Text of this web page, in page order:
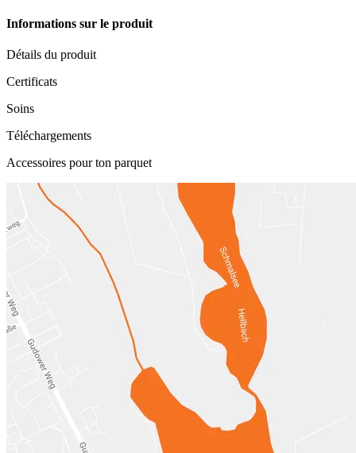
Informations sur le produit
Détails du produit
Certificats
Soins
Téléchargements
Accessoires pour ton parquet